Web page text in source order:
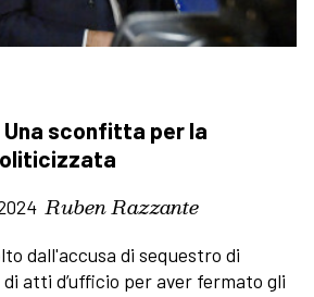
sconfitta per la
Ruben Razzante
dall'accusa di sequestro di
atti d’ufficio per aver fermato gli